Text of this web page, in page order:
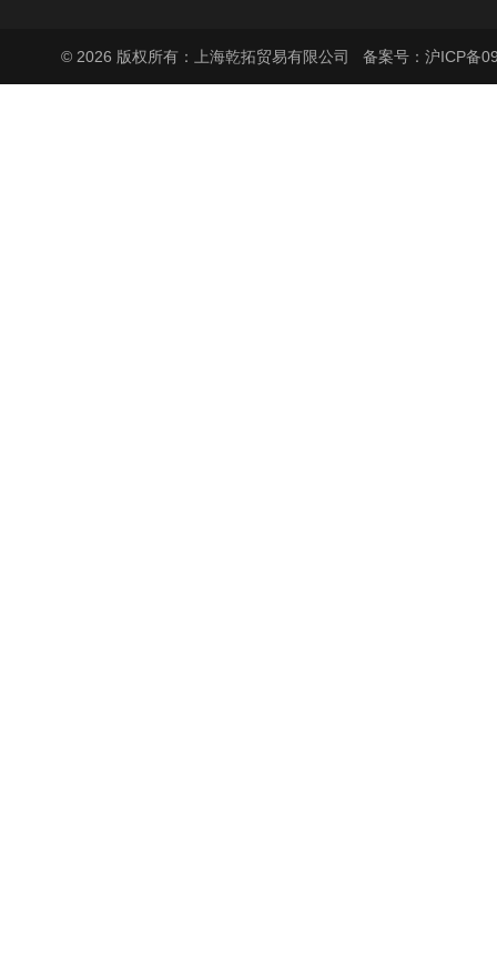
© 2026 版权所有：上海乾拓贸易有限公司 备案号：沪ICP备